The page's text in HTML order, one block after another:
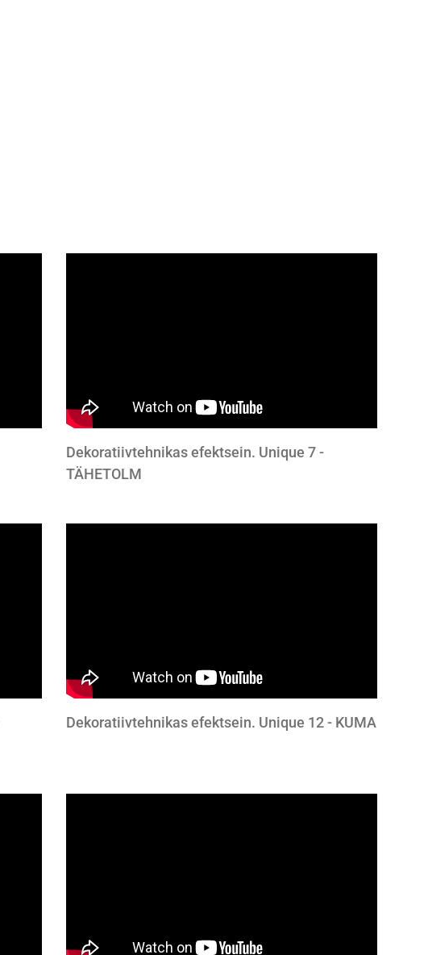
Dekoratiivtehnikas efektsein. Unique 7 -
TÄHETOLM
Dekoratiivtehnikas efektsein. Unique 12 - KUMA